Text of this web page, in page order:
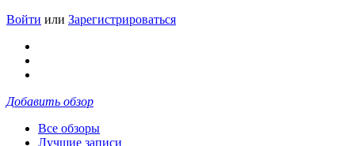
Войти или Зарегистрироваться
Добавить обзор
Все обзоры
Лучшие записи